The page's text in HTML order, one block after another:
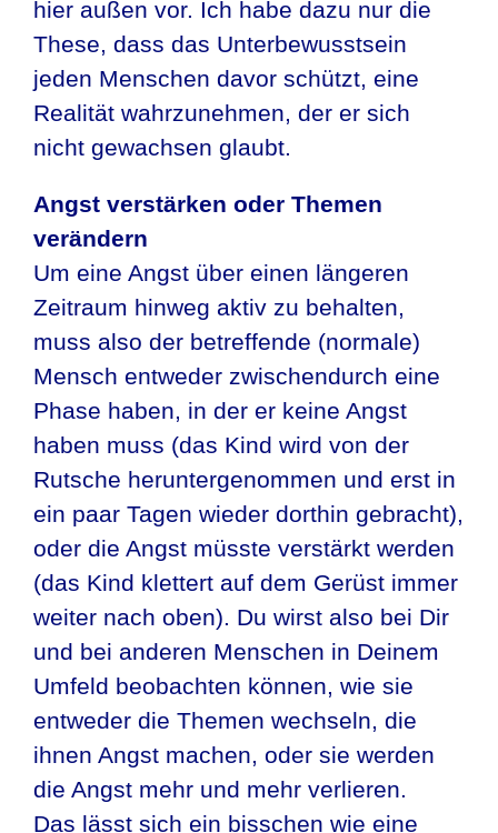
hier außen vor. Ich habe dazu nur die
These, dass das Unterbewusstsein
jeden Menschen davor schützt, eine
Realität wahrzunehmen, der er sich
nicht gewachsen glaubt.
Angst verstärken oder Themen
verändern
Um eine Angst über einen längeren
Zeitraum hinweg aktiv zu behalten,
muss also der betreffende (normale)
Mensch entweder zwischendurch eine
Phase haben, in der er keine Angst
haben muss (das Kind wird von der
Rutsche heruntergenommen und erst in
ein paar Tagen wieder dorthin gebracht),
oder die Angst müsste verstärkt werden
(das Kind klettert auf dem Gerüst immer
weiter nach oben). Du wirst also bei Dir
und bei anderen Menschen in Deinem
Umfeld beobachten können, wie sie
entweder die Themen wechseln, die
ihnen Angst machen, oder sie werden
die Angst mehr und mehr verlieren.
Das lässt sich ein bisschen wie eine